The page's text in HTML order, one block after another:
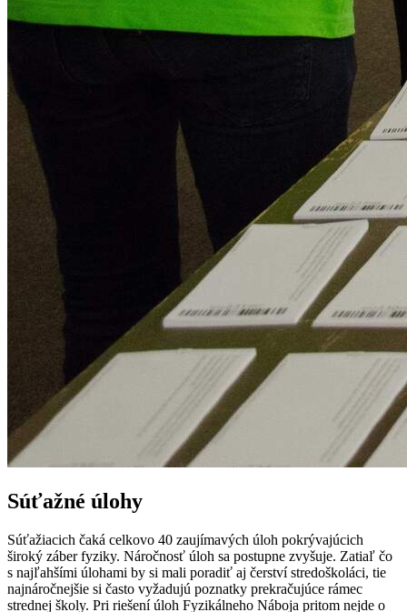
Súťažné úlohy
Súťažiacich čaká celkovo 40 zaujímavých úloh pokrývajúcich
široký záber fyziky. Náročnosť úloh sa postupne zvyšuje. Zatiaľ čo
s najľahšími úlohami by si mali poradiť aj čerství stredoškoláci, tie
najnáročnejšie si často vyžadujú poznatky prekračujúce rámec
strednej školy. Pri riešení úloh Fyzikálneho Náboja pritom nejde o